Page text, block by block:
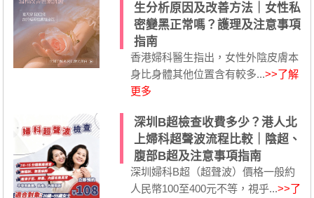
生分析原因及改善方法｜女性私
密變黑正常嗎？護理及注意事項
指南
香港婦科醫生指出，女性外陰皮膚本
身比身體其他位置含有較多...>>了解
更多
深圳B超檢查收費多少？港人北
上婦科超聲波流程比較｜陰超、
腹部B超及注意事項指南
深圳婦科B超（超聲波）價格一般約
人民幣100至400元不等，視乎...>>了